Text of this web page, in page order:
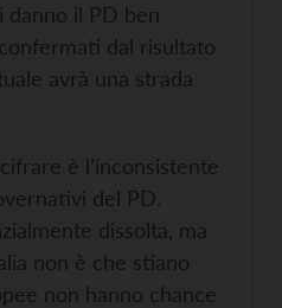
danno il PD ben
dal risultato
avrà una strada
è l’inconsistente
del PD.
dissolta, ma
non è che stiano
non hanno chance